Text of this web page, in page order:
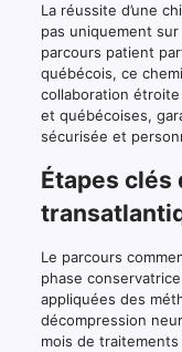
La réussite d’une
pas uniquement
parcours patient
québécois, ce
collaboration
et québécoises,
sécurisée et
Étapes clés
Le parcours
phase
appliquées des
décompression
mois de